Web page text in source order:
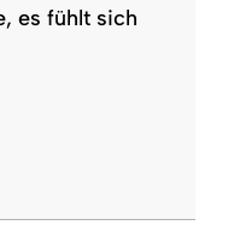
es fühlt sich